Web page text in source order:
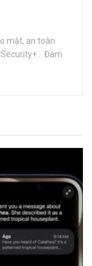
mật, an toàn
Đam